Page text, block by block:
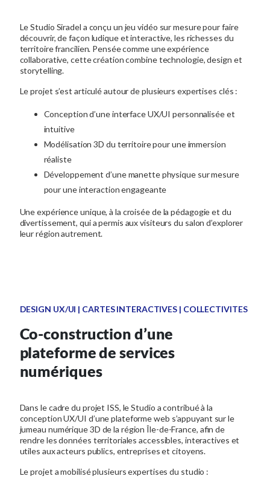
Le Studio Siradel a conçu un jeu vidéo sur mesure pour faire
découvrir, de façon ludique et interactive, les richesses du
territoire francilien. Pensée comme une expérience
collaborative, cette création combine technologie, design et
storytelling.
Le projet s’est articulé autour de plusieurs expertises clés :
Conception d’une interface UX/UI personnalisée et
intuitive
Modélisation 3D du territoire pour une immersion
réaliste
Développement d’une manette physique sur mesure
pour une interaction engageante
Une expérience unique, à la croisée de la pédagogie et du
divertissement, qui a permis aux visiteurs du salon d’explorer
leur région autrement.
DESIGN UX/UI | CARTES INTERACTIVES | COLLECTIVITES
Co-construction d’une
plateforme de services
numériques
Dans le cadre du projet ISS, le Studio a contribué à la
conception UX/UI d’une plateforme web s’appuyant sur le
jumeau numérique 3D de la région Île-de-France, afin de
rendre les données territoriales accessibles, interactives et
utiles aux acteurs publics, entreprises et citoyens.
Le projet a mobilisé plusieurs expertises du studio :